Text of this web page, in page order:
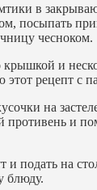
в
посыпать
чесноком.
и
рецепт с
на
противень и
и подать на
блюду.